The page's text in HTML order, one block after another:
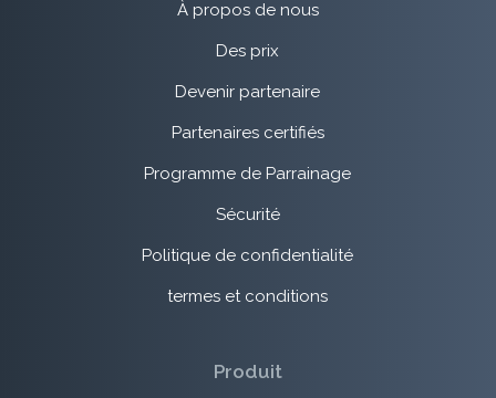
À propos de nous
Des prix
Devenir partenaire
Partenaires certifiés
Programme de Parrainage
Sécurité
Politique de confidentialité
termes et conditions
Produit